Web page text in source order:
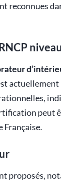
actuellement
peut
Française.
proposés,